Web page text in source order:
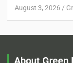
August 3, 2026
About Green